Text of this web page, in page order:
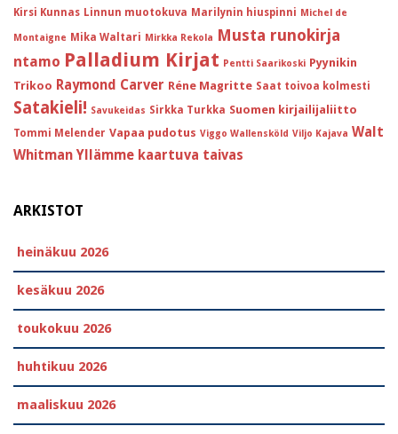
Kirsi Kunnas Linnun muotokuva Marilynin hiuspinni Michel de
Montaigne Mika Waltari Mirkka Rekola Musta runokirja
ntamo Palladium Kirjat Pentti Saarikoski Pyynikin
Trikoo Raymond Carver Réne Magritte Saat toivoa kolmesti
Satakieli! Savukeidas Sirkka Turkka Suomen kirjailijaliitto
Tommi Melender Vapaa pudotus Viggo Wallensköld Viljo Kajava Walt
Whitman Yllämme kaartuva taivas
ARKISTOT
heinäkuu 2026
kesäkuu 2026
toukokuu 2026
huhtikuu 2026
maaliskuu 2026